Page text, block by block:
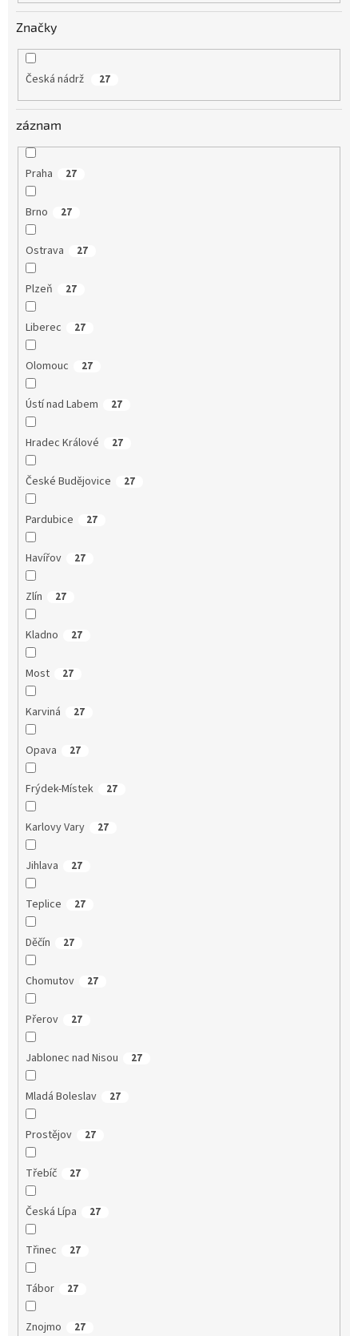
Značky
Česká nádrž 27
záznam
Praha 27
Brno 27
Ostrava 27
Plzeň 27
Liberec 27
Olomouc 27
Ústí nad Labem 27
Hradec Králové 27
České Budějovice 27
Pardubice 27
Havířov 27
Zlín 27
Kladno 27
Most 27
Karviná 27
Opava 27
Frýdek-Místek 27
Karlovy Vary 27
Jihlava 27
Teplice 27
Děčín 27
Chomutov 27
Přerov 27
Jablonec nad Nisou 27
Mladá Boleslav 27
Prostějov 27
Třebíč 27
Česká Lípa 27
Třinec 27
Tábor 27
Znojmo 27